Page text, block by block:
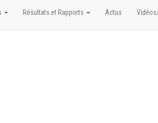
Résultats et Rapports Actus